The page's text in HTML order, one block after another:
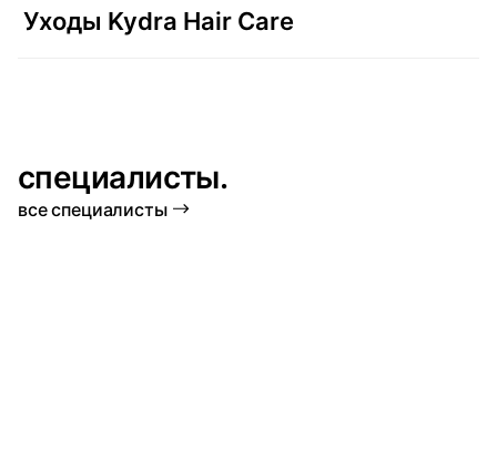
Уходы Kydra Hair Care
специалисты.
все специалисты